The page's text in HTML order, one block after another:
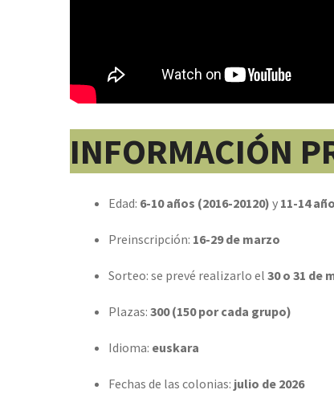
INFORMACIÓN
Edad: 6-10 años (2016-20120) y 11-14
Preinscripción: 16-29 de marzo
Sorteo: se prevé realizarlo el 30 o 31 de
Plazas: 300 (150 por cada grupo)
Idioma: euskara
Fechas de las colonias: julio de 2026